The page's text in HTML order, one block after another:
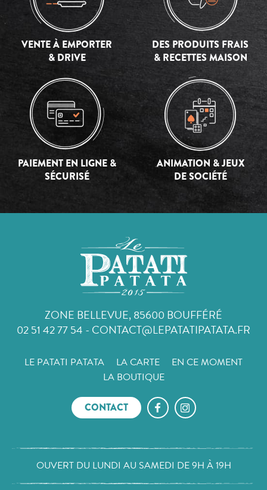
VENTE À EMPORTER
& DRIVE
DES PRODUITS FRAIS
& RECETTES MAISON
PAIEMENT EN LIGNE &
SÉCURISÉ
ANIMATION & JEUX
DE SOCIÉTÉ
ZONE BELLEVUE, 85600 BOUFFÉRÉ
02 51 42 77 54 - CONTACT@LEPATATIPATATA.FR
LE PATATI PATATA LA CARTE
EN CE MOMENT
LA BOUTIQUE
CONTACT
OUVERT DU LUNDI AU SAMEDI DE 9H À 19H